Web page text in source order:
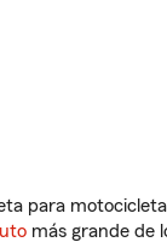
para
más grande de